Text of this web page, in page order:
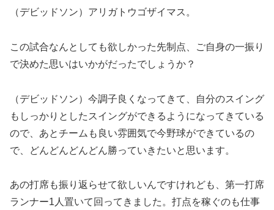
（デビッドソン）アリガトウゴザイマス。
この試合なんとしても欲しかった先制点、ご自身の一振り
で決めた思いはいかがだったでしょうか？
（デビッドソン）今調子良くなってきて、自分のスイング
もしっかりとしたスイングができるようになってきている
ので、あとチームも良い雰囲気で今野球ができているの
で、どんどんどんどん勝っていきたいと思います。
あの打席も振り返らせて欲しいんですけれども、第一打席
ランナー1人置いて回ってきました。打点を稼ぐのも仕事